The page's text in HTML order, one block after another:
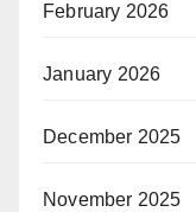
February 2026
January 2026
December 2025
November 2025